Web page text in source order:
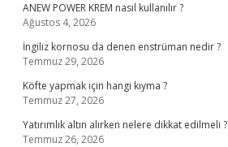
ANEW POWER KREM nasıl kullanılır ?
Ağustos 4, 2026
İngiliz kornosu da denen enstrüman nedir ?
Temmuz 29, 2026
Köfte yapmak için hangi kıyma ?
Temmuz 27, 2026
Yatırımlık altın alırken nelere dikkat edilmeli ?
Temmuz 26, 2026